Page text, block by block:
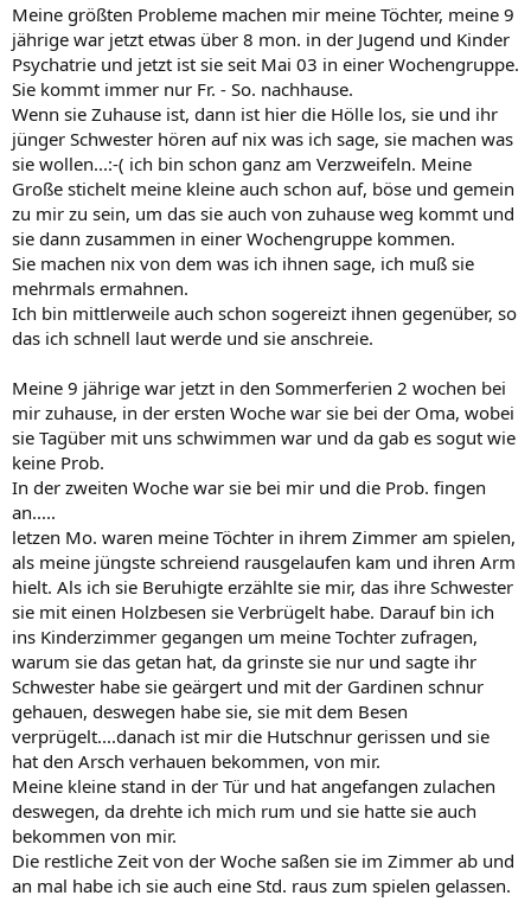
Meine größten Probleme machen mir meine Töchter, meine 9
jährige war jetzt etwas über 8 mon. in der Jugend und Kinder
Psychatrie und jetzt ist sie seit Mai 03 in einer Wochengruppe.
Sie kommt immer nur Fr. - So. nachhause.
Wenn sie Zuhause ist, dann ist hier die Hölle los, sie und ihr
jünger Schwester hören auf nix was ich sage, sie machen was
sie wollen...:-( ich bin schon ganz am Verzweifeln. Meine
Große stichelt meine kleine auch schon auf, böse und gemein
zu mir zu sein, um das sie auch von zuhause weg kommt und
sie dann zusammen in einer Wochengruppe kommen.
Sie machen nix von dem was ich ihnen sage, ich muß sie
mehrmals ermahnen.
Ich bin mittlerweile auch schon sogereizt ihnen gegenüber, so
das ich schnell laut werde und sie anschreie.
Meine 9 jährige war jetzt in den Sommerferien 2 wochen bei
mir zuhause, in der ersten Woche war sie bei der Oma, wobei
sie Tagüber mit uns schwimmen war und da gab es sogut wie
keine Prob.
In der zweiten Woche war sie bei mir und die Prob. fingen
an.....
letzen Mo. waren meine Töchter in ihrem Zimmer am spielen,
als meine jüngste schreiend rausgelaufen kam und ihren Arm
hielt. Als ich sie Beruhigte erzählte sie mir, das ihre Schwester
sie mit einen Holzbesen sie Verbrügelt habe. Darauf bin ich
ins Kinderzimmer gegangen um meine Tochter zufragen,
warum sie das getan hat, da grinste sie nur und sagte ihr
Schwester habe sie geärgert und mit der Gardinen schnur
gehauen, deswegen habe sie, sie mit dem Besen
verprügelt....danach ist mir die Hutschnur gerissen und sie
hat den Arsch verhauen bekommen, von mir.
Meine kleine stand in der Tür und hat angefangen zulachen
deswegen, da drehte ich mich rum und sie hatte sie auch
bekommen von mir.
Die restliche Zeit von der Woche saßen sie im Zimmer ab und
an mal habe ich sie auch eine Std. raus zum spielen gelassen.